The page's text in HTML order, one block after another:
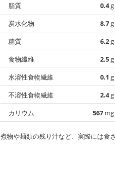
脂質
0.4g
炭水化物
8.7g
糖質
6.2g
食物繊維
2.5g
水溶性食物繊維
0.1 g
不溶性食物繊維
2.4g
カリウム
567 mg
煮物や麺類の残り汁など、実際には食